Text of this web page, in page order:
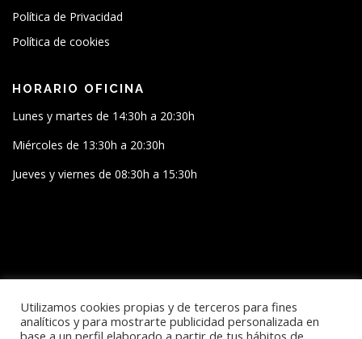
Política de Privacidad
Política de cookies
HORARIO OFICINA
Lunes y martes de 14:30h a 20:30h
Miércoles de 13:30h a 20:30h
Jueves y viernes de 08:30h a 15:30h
Utilizamos cookies propias y de terceros para fines
analíticos y para mostrarte publicidad personalizada en
base a un perfil elaborado a partir de tus hábitos de